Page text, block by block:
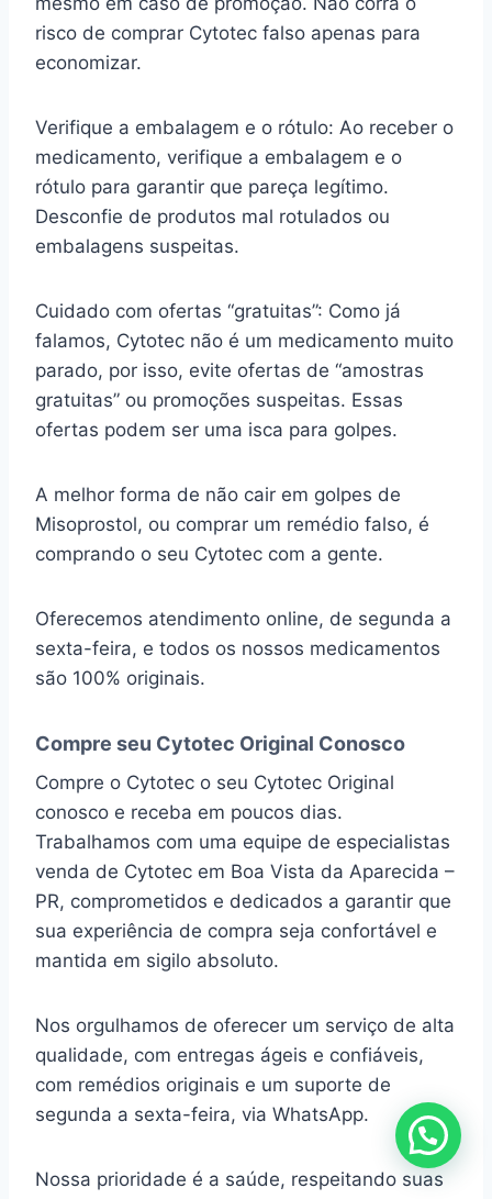
risco de comprar Cytotec falso apenas para
economizar.
Verifique a embalagem e o rótulo: Ao receber o
medicamento, verifique a embalagem e o
rótulo para garantir que pareça legítimo.
Desconfie de produtos mal rotulados ou
embalagens suspeitas.
Cuidado com ofertas “gratuitas”: Como já
falamos, Cytotec não é um medicamento muito
parado, por isso, evite ofertas de “amostras
gratuitas” ou promoções suspeitas. Essas
ofertas podem ser uma isca para golpes.
A melhor forma de não cair em golpes de
Misoprostol, ou comprar um remédio falso, é
comprando o seu Cytotec com a gente.
Oferecemos atendimento online, de segunda a
sexta-feira, e todos os nossos medicamentos
são 100% originais.
Compre seu Cytotec Original Conosco
Compre o Cytotec o seu Cytotec Original
conosco e receba em poucos dias.
Trabalhamos com uma equipe de especialistas
venda de Cytotec em Boa Vista da Aparecida –
PR, comprometidos e dedicados a garantir que
sua experiência de compra seja confortável e
mantida em sigilo absoluto.
Nos orgulhamos de oferecer um serviço de alta
qualidade, com entregas ágeis e confiáveis,
com remédios originais e um suporte de
segunda a sexta-feira, via WhatsApp.
Nossa prioridade é a saúde, respeitando suas